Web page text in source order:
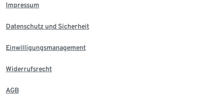
Impressum
Datenschutz und Sicherheit
Einwilligungsmanagement
Widerrufsrecht
AGB